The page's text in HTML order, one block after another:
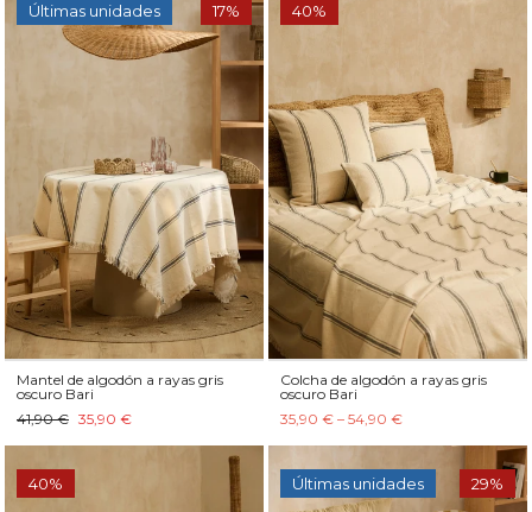
Últimas unidades 17%
Mantel de algodón a rayas gris
oscuro Bari
41,90 € 35,90 €
40%
Colcha de algodón a rayas gris
oscuro Bari
35,90 € – 54,90 €
40% Últimas unidades 29%